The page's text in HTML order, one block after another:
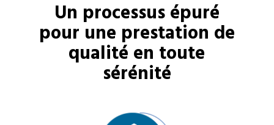
Un processus épuré
pour une prestation de
qualité en toute
sérénité